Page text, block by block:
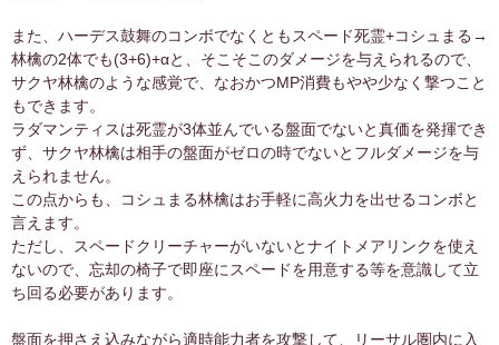
パズルアンドドラゴンズR
L
狂女神エリス
パズルアンドドラゴンズR
L
狂女神エリス
パズルアンドドラゴンズR
神々の招集者
L
死を運ぶ者レギンレイヴ
神々の招集者
スタンダード
R
アビスシャーク
パズルアンドドラゴンズR
深黒の冥界神ハーデス
パズルアンドドラゴンズR
L
深黒の冥界神ハーデス
パズルアンドドラゴンズR
スタンダード
R
アルテミスの矢
また、ハーデス鼓舞のコンボでなくともスペード死霊+コシュまる→
林檎の2体でも(3+6)+αと、そこそこのダメージを与えられるので、
サクヤ林檎のような感覚で、なおかつMP消費もやや少なく撃つこと
もできます。
ラダマンティスは死霊が3体並んでいる盤面でないと真価を発揮でき
ず、サクヤ林檎は相手の盤面がゼロの時でないとフルダメージを与
えられません。
この点からも、コシュまる林檎はお手軽に高火力を出せるコンボと
言えます。
ただし、スペードクリーチャーがいないとナイトメアリンクを使え
ないので、忘却の椅子で即座にスペードを用意する等を意識して立
ち回る必要があります。
盤面を押さえ込みながら適時能力者を攻撃して、リーサル圏内に入